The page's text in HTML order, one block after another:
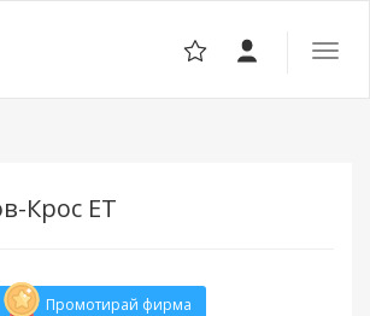
Крос ЕТ
Промотирай фирма